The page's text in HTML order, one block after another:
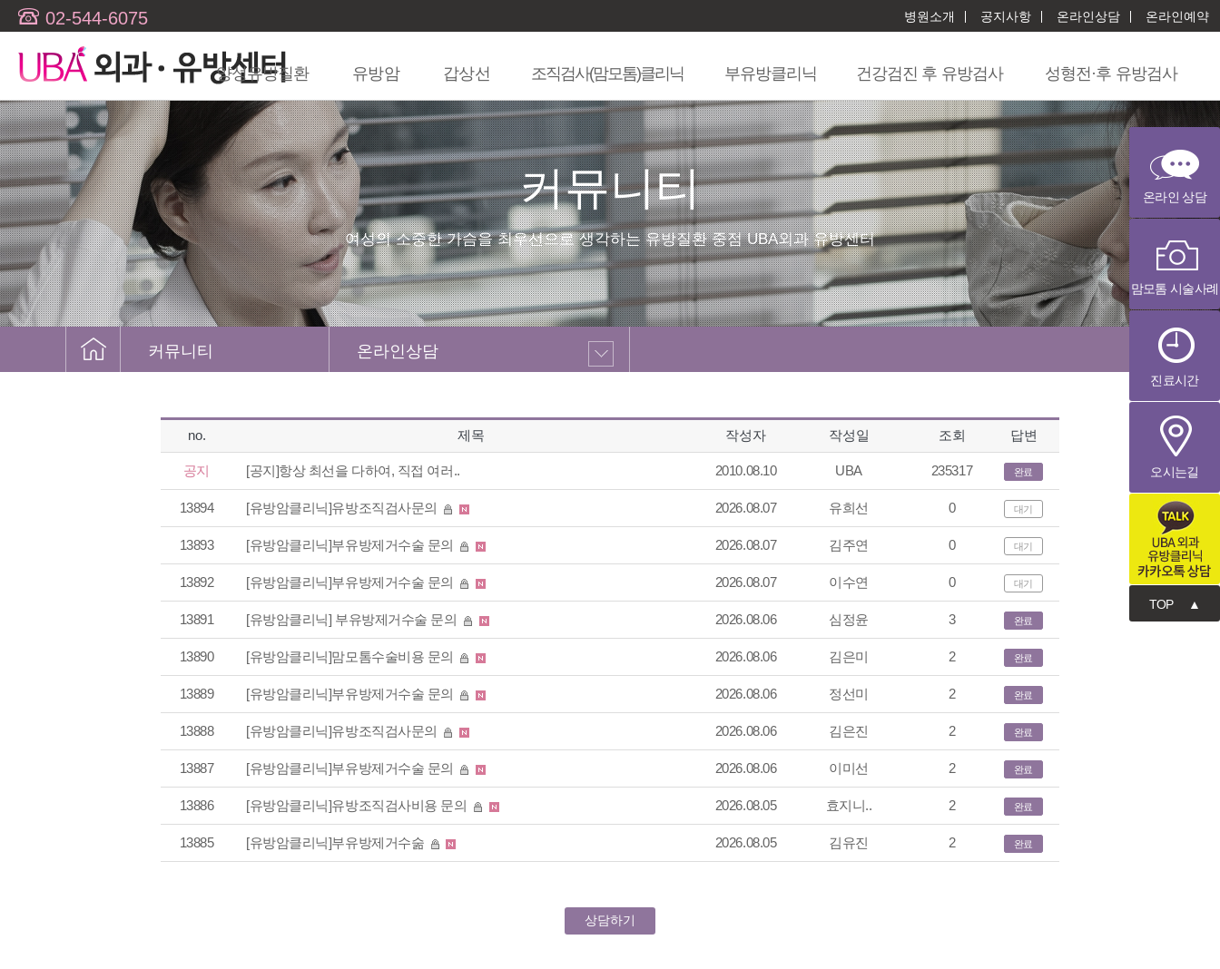
02-544-6075 병원소개 공지사항 온라인상담 온라인예약
양성유방질환 유방암 갑상선 조직검사(맘모톰)클리닉 부유방클리닉 건강검진 후 유방검사 성형전·후 유방검사
커뮤니티
여성의 소중한 가슴을 최우선으로 생각하는 유방질환 중점 UBA외과 유방센터
커뮤니티 온라인상담
no. 제목 작성자 작성일 조회 답변
공지 [공지]항상 최선을 다하여, 직접 여러.. 2010.08.10 UBA 235317 완료
13894 [유방암클리닉]유방조직검사문의 2026.08.07 유희선 0 대기
13893 [유방암클리닉]부유방제거수술 문의 2026.08.07 김주연 0 대기
13892 [유방암클리닉]부유방제거수술 문의 2026.08.07 이수연 0 대기
13891 [유방암클리닉] 부유방제거수술 문의 2026.08.06 심정윤 3 완료
13890 [유방암클리닉]맘모톰수술비용 문의 2026.08.06 김은미 2 완료
13889 [유방암클리닉]부유방제거수술 문의 2026.08.06 정선미 2 완료
13888 [유방암클리닉]유방조직검사문의 2026.08.06 김은진 2 완료
13887 [유방암클리닉]부유방제거수술 문의 2026.08.06 이미선 2 완료
13886 [유방암클리닉]유방조직검사비용 문의 2026.08.05 효지니.. 2 완료
13885 [유방암클리닉]부유방제거수숢 2026.08.05 김유진 2 완료
상담하기
온라인 상담
맘모톰 시술사례
진료시간
오시는길
카카오톡 상담
TOP ▲